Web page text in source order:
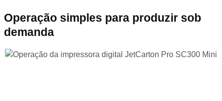
Operação simples para produzir sob
demanda